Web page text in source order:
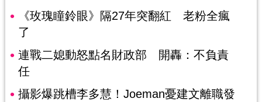
《玫瑰瞳鈴眼》隔27年突翻紅 老粉全瘋
了
連戰二媳動怒點名財政部 開轟：不負責
任
攝影爆跳槽李多慧！Joeman憂建文離職發